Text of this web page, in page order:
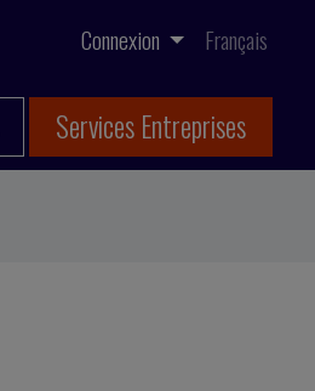
Connexion Français
Services Entreprises